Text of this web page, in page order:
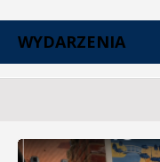
WYDARZENIA